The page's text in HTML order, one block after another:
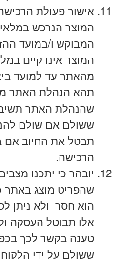
אישור פעולת
המוצר הנרכש
המבוקש ו/במועד
המוצר אינו קיים
מהאתר עד למועד
תהא הנהלת האתר
שהנהלת האתר תשיב
ששולם אם שולם
תבטל את החיוב אם
הרכישה.
יובהר כי יתכנו
שהפריט מוצג באתר
הוא חסר ולא ניתן
אלו תבוטל העסקה
טענה בקשר לכך
ששולם על ידי